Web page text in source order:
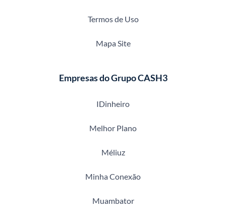
Termos de Uso
Mapa Site
Empresas do Grupo CASH3
IDinheiro
Melhor Plano
Méliuz
Minha Conexão
Muambator